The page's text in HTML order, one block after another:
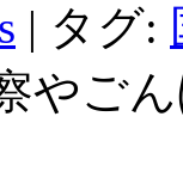
| タグ:
やご